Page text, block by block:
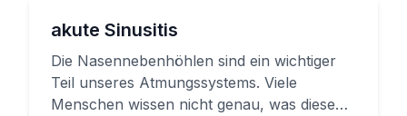
akute Sinusitis
Die Nasennebenhöhlen sind ein wichtiger
Teil unseres Atmungssystems. Viele
Menschen wissen nicht genau, was diese